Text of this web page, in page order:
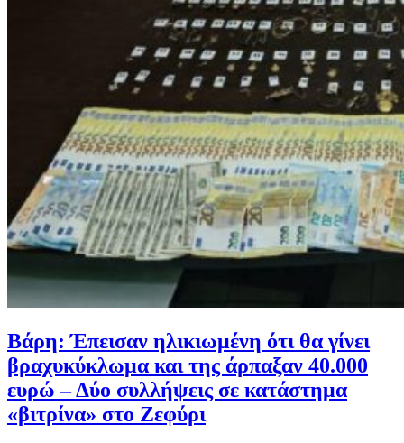
Βάρη: Έπεισαν ηλικιωμένη ότι θα γίνει
βραχυκύκλωμα και της άρπαξαν 40.000
ευρώ – Δύο συλλήψεις σε κατάστημα
«βιτρίνα» στο Ζεφύρι